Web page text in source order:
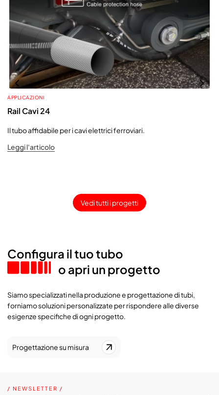
APPLICAZIONI
Rail Cavi 24
Il tubo affidabile per i cavi elettrici ferroviari.
Leggi l'articolo
Vedi tutti i progetti
Configura il tuo tubo
o apri un progetto
Siamo specializzati nella produzione e progettazione di tubi,
forniamo soluzioni personalizzate per rispondere alle diverse
esigenze specifiche di ogni progetto.
Progettazione su misura
/ NEWSLETTER /